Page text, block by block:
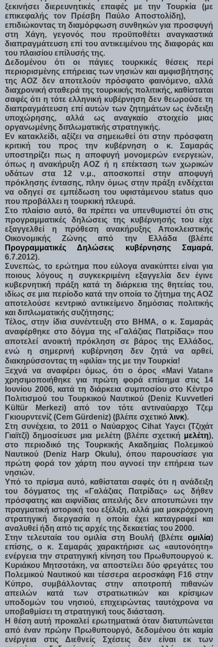
ξεκινήσει διερευνητικές επαφές με την Τουρκία (με
επικεφαλής τον Πρέσβη Παύλο Αποστολίδη),
επιδιώκοντας τη διαμόρφωση συνθηκών για προσφυγή
στη Χάγη, γεγονός που προϋποθέτει αναγκαστικά
διαπραγμάτευση επί του αντικειμένου της διαφοράς και
του πλαισίου επίλυσής της.
Δεδομένου ότι οι πάγιες τουρκικές θέσεις περί
περιορισμένης επήρειας των νησιών και αμφισβήτησης
της ΑΟΖ δεν αποτελούν πρόσφατο φαινόμενο, αλλά
διαχρονική σταθερά της τουρκικής πολιτικής, καθίσταται
σαφές ότι η τότε ελληνική κυβέρνηση δεν θεωρούσε τη
διαπραγμάτευση επί αυτών των ζητημάτων ως ένδειξη
υποχώρησης, αλλά ως αναγκαίο στοιχείο μιας
οργανωμένης διπλωματικής στρατηγικής.
Εν κατακλείδι, αξίζει να σημειωθεί ότι στην πρόσφατη
κριτική του προς την κυβέρνηση ο κ. Σαμαράς
υποστηρίζει πως η αποφυγή μονομερών ενεργειών,
όπως η ανακήρυξη ΑΟΖ ή η επέκταση των χωρικών
υδάτων στα 12 ν.μ., αποσκοπεί στην αποφυγή
πρόκλησης έντασης, πλην όμως στην πράξη ενδέχεται
να οδηγεί σε εμπέδωση του υφιστάμενου status quo
που προβάλλει η τουρκική πλευρά.
Στο πλαίσιο αυτό, θα πρέπει να υπενθυμιστεί ότι στις
προγραμματικές δηλώσεις της κυβέρνησής του είχε
εξαγγελθεί η πρόθεση ανακήρυξης Αποκλειστικής
Οικονομικής Ζώνης από την Ελλάδα (βλέπε
Προγραμματικές Δηλώσεις κυβέρνησης Σαμαρά,
6.7.2012).
Συνεπώς, το ερώτημα που εύλογα ανακύπτει είναι για
ποιους λόγους η συγκεκριμένη εξαγγελία δεν έγινε
κυβερνητική πράξη κατά τη διάρκεια της θητείας του,
ιδίως σε μια περίοδο κατά την οποία το ζήτημα της ΑΟΖ
αποτελούσε κεντρικό αντικείμενο δημόσιας πολιτικής
και διπλωματικής συζήτησης;
Τέλος, στην ίδια συνέντευξη στο ΒΗΜΑ, ο κ. Σαμαράς
αναφέρθηκε στο δόγμα της «Γαλάζιας Πατρίδας» που
αποτελεί ανοικτή πρόκληση σε βάρος της Ελλάδος,
ενώ η σημερινή κυβέρνηση δεν ζητά να αρθεί,
διακηρύσσοντας τη «φιλία» της με την Τουρκία!
Ξεχνά να αναφέρει όμως, ότι ο όρος «Mavi Vatan»
χρησιμοποιήθηκε για πρώτη φορά επίσημα στις 14
Ιουνίου 2006, κατά τη διάρκεια συμποσίου στο Κέντρο
Πολιτισμού του Τουρκικού Ναυτικού (Deniz Kuvvetleri
Kültür Merkezi) από τον τότε αντιναύαρχο Τζεμ
Γκιουρντενίζ (Cem Gürdeniz) (βλέπε σχετικό λινκ).
Στη συνέχεια, το 2011 ο Ναύαρχος Cihat Yaycı (Τζιχάτ
Γιαϊτζί) δημοσίευσε μια μελέτη (βλέπε σχετική μελέτη),
στο περιοδικό της Τουρκικής Ακαδημίας Πολεμικού
Ναυτικού (Deniz Harp Okulu), όπου παρουσίασε για
πρώτη φορά τον χάρτη που αγνοεί την επήρεια των
νησιών.
Υπό το πρίσμα αυτό, καθίσταται σαφές ότι η ανάδειξη
του δόγματος της «Γαλάζιας Πατρίδας» ως δήθεν
πρόσφατης και αιφνίδιας απειλής δεν αποτυπώνει την
πραγματική ιστορική του εξέλιξη, αλλά μια μακρόχρονη
στρατηγική διεργασία η οποία έχει καταγραφεί και
αναλυθεί ήδη από τις αρχές της δεκαετίας του 2000.
Στην τελευταία του ομιλία στη Βουλή (βλέπε ομιλία)
επίσης, ο κ. Σαμαράς χαρακτήρισε ως «αυτονόητη»
ενέργεια την στρατηγική κίνηση του Πρωθυπουργού κ.
Κυριάκου Μητσοτάκη, να αποστείλει δύο φρεγάτες του
Πολεμικού Ναυτικού και τέσσερα αεροσκάφη F16 στην
Κύπρο, συμβάλλοντας στην αποτροπή πιθανών
απειλών κατά των στρατιωτικών και κρίσιμων
υποδομών του νησιού, επιχειρώντας ταυτόχρονα να
υποβαθμίσει τη στρατηγική τους διάσταση.
Η θέση αυτή προκαλεί ερωτηματικά όταν διατυπώνεται
από έναν πρώην Πρωθυπουργό, δεδομένου ότι καμία
ενέργεια στις Διεθνείς Σχέσεις δεν είναι εκ των